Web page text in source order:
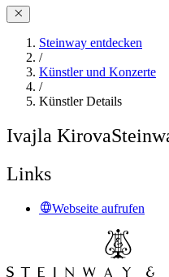
Steinway entdecken
/
Künstler und Konzerte
/
Künstler Details
Ivajla Kirova
Links
Webseite aufrufen